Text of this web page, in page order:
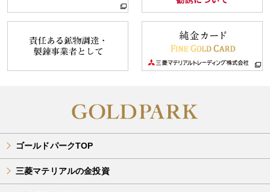
ゴールドパークTOP
三菱マテリアルの金投資